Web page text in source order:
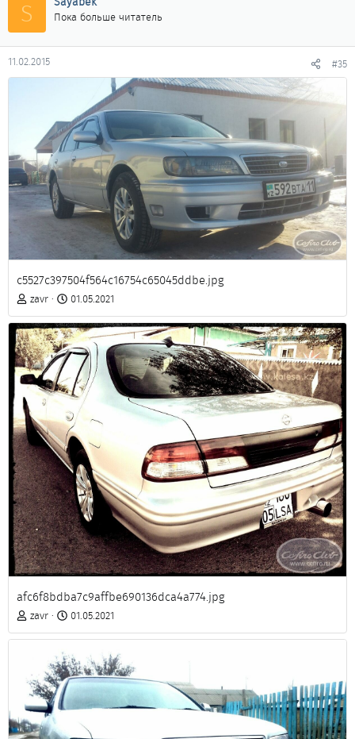
S Пока больше читатель
11.02.2015 #35
c5527c397504f564c16754c65045ddbe.jpg
zavr 01.05.2021
afc6f8bdba7c9affbe690136dca4a774.jpg
zavr 01.05.2021